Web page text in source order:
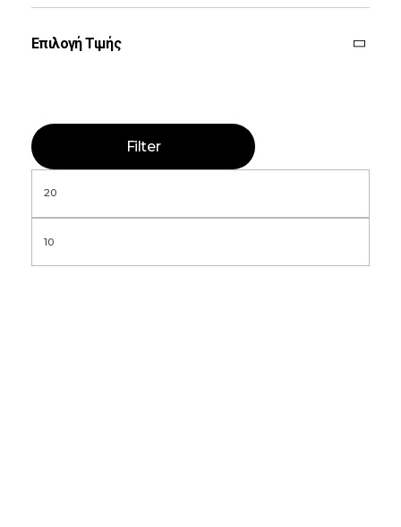
Επιλογή Τιμής
Filter